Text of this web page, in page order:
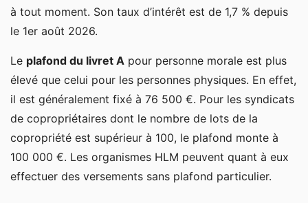
à tout moment. Son taux d’intérêt est de 1,7 % depuis
le 1er août 2026.
Le plafond du livret A pour personne morale est plus
élevé que celui pour les personnes physiques. En effet,
il est généralement fixé à 76 500 €. Pour les syndicats
de copropriétaires dont le nombre de lots de la
copropriété est supérieur à 100, le plafond monte à
100 000 €. Les organismes HLM peuvent quant à eux
effectuer des versements sans plafond particulier.